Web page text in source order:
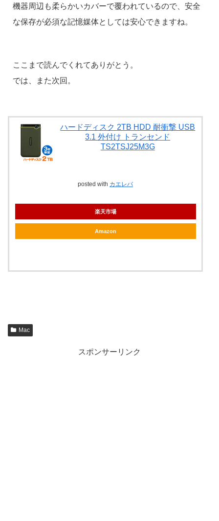
機器周辺も柔らかいカバーで覆われているので、安全
な保存が必須な記憶媒体としては安心できますね。
ここまで読んでくれてありがとう。
では、また次回。
ハードディスク 2TB HDD 耐衝撃 USB
3.1 外付け トランセンド
TS2TSJ25M3G
posted with カエレバ
楽天市場
Amazon
Mac
スポンサーリンク